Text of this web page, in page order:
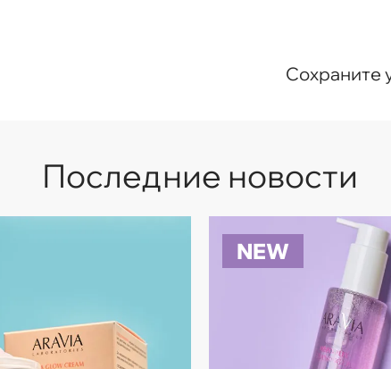
Сохраните
Последние новости
NEW